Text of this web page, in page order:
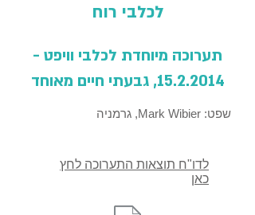
לכלבי רוח
תערוכה מיוחדת לכלבי וויפט -
15.2.2014, גבעתי חיים מאוחד
שפט: Mark Wibier, גרמניה
לדו"ח תוצאות התערוכה לחץ
כאן